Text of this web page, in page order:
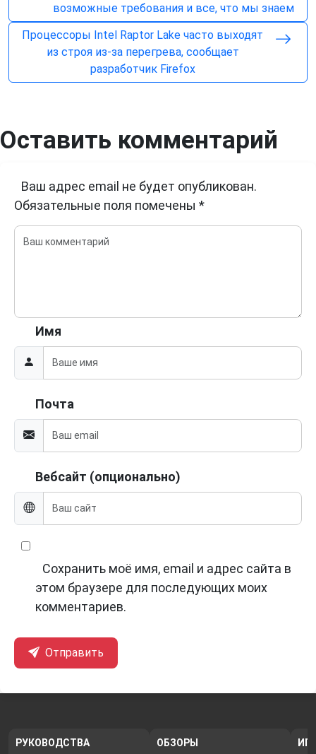
возможные требования и все, что мы знаем
Процессоры Intel Raptor Lake часто выходят
из строя из-за перегрева, сообщает
разработчик Firefox
Оставить комментарий
Ваш адрес email не будет опубликован.
Обязательные поля помечены *
Имя
Почта
Вебсайт (опционально)
Сохранить моё имя, email и адрес сайта в
этом браузере для последующих моих
комментариев.
Отправить
РУКОВОДСТВА ОБЗОРЫ